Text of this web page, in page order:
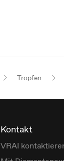
Tropfen
Kontakt
VRAI